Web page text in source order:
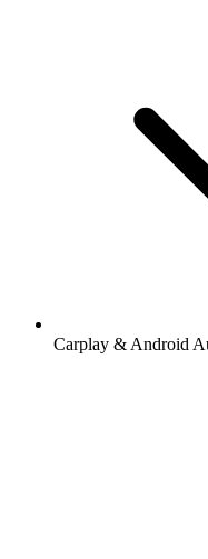
Carplay & Android